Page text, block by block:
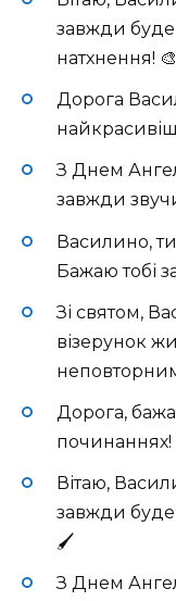
завжди буде
натхнення! 🎨
Дорога
З Днем
завжди
Василино, ти
Бажаю тобі
Зі святом,
візерунок
Дорога,
починаннях!
Вітаю,
завжди буде
🖌️
З Днем